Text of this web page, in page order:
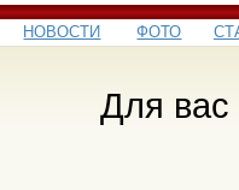
НОВОСТИ ФОТО
Для вас